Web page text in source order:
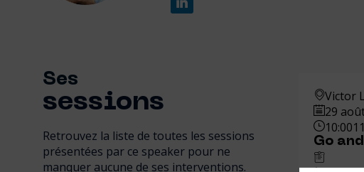
Ses
sessions
Retrouvez la liste de toutes les sessions
présentées par ce speaker pour ne
manquer aucune de ses interventions.
Victor
29
10:00
Go